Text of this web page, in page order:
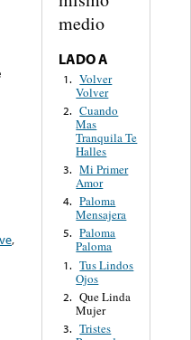
,
medio
LADO A
1. Volver
Volver
2. Cuando
Mas
Tranquila Te
Halles
3. Mi Primer
Amor
4. Paloma
Mensajera
5. Paloma
Paloma
1. Tus Lindos
Ojos
2. Que Linda
Mujer
3. Tristes